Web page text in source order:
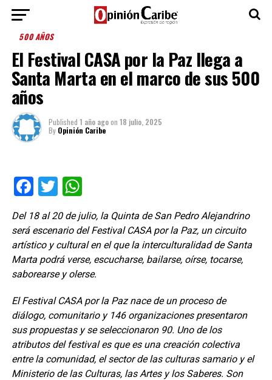
500 AÑOS
El Festival CASA por la Paz llega a
Santa Marta en el marco de sus 500
años
Published 1 año agoon 18 julio, 2025
By Opinión Caribe
Facebook
TwitterWhatsApp
Del 18 al 20 de julio, la Quinta de San Pedro Alejandrino
será escenario del Festival CASA por la Paz, un circuito
artístico y cultural en el que la interculturalidad de Santa
Marta podrá verse, escucharse, bailarse, oírse, tocarse,
saborearse y olerse.
El Festival CASA por la Paz nace de un proceso de
diálogo, comunitario y 146 organizaciones presentaron
sus propuestas y se seleccionaron 90. Uno de los
atributos del festival es que es una creación colectiva
entre la comunidad, el sector de las culturas samario y el
Ministerio de las Culturas, las Artes y los Saberes. Son